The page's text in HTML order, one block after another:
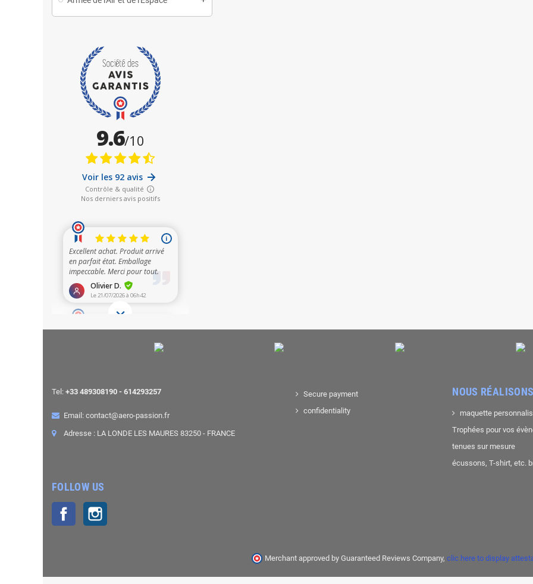
Tel: +33 489308190 - 614293257
Email: contact@aero-passion.fr
Adresse : LA LONDE LES MAURES 83250 - FRANCE
FOLLOW US
Facebook
Secure payment
confidentiality
NOUS
maquette
Trophées pour vos
tenues sur mesure
écussons, T-shirt, etc.
Merchant approved by Guaranteed Reviews Company, clic here to display